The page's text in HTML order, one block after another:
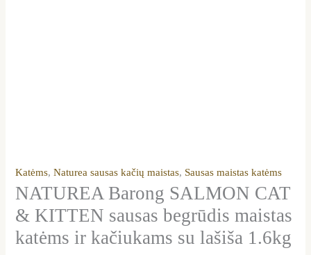
Katėms,Naturea sausas kačių maistas, Sausas maistas katėms
NATUREA Barong SALMON CAT
& KITTEN sausas begrūdis maistas
katėms ir kačiukams su lašiša 1.6kg